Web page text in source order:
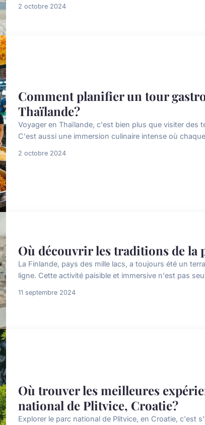
2 octobre 2024
Comment planifier un tour
Thaïlande?
Voyager en Thaïlande, c'est bien plus que visiter des
C'est aussi une immersion culinaire intense où
2 octobre 2024
Où découvrir les traditions de la
La Finlande, pays des mille lacs, a toujours été un
ligne. Cette activité paisible et immersive n'est pas
11 septembre 2024
Où trouver les meilleures
national de Plitvice, Croatie?
Explorer le parc national de Plitvice, en Croatie, c'est